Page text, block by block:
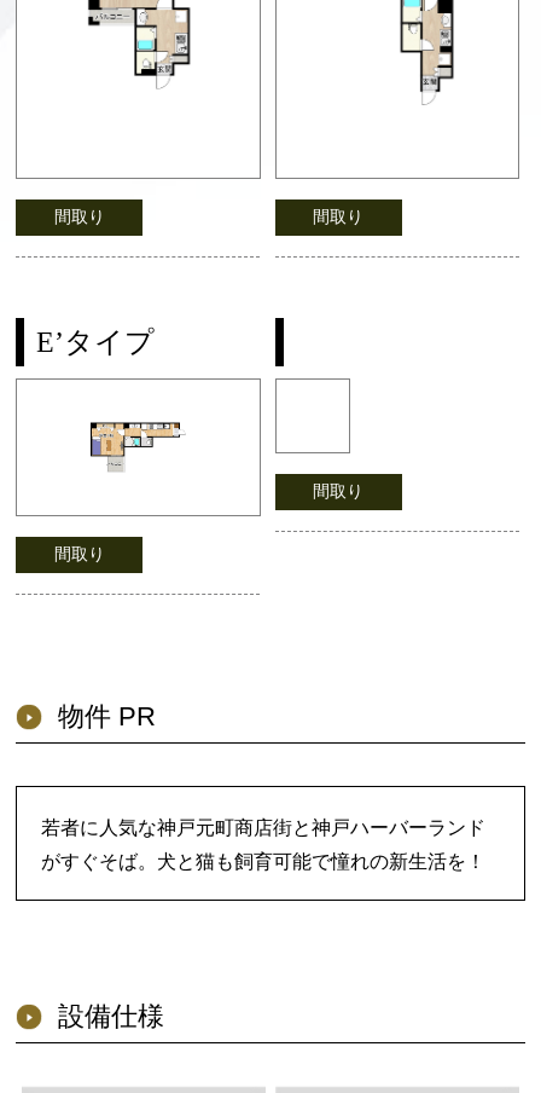
間取り 間取り
E’タイプ
間取り
間取り
物件 PR
若者に人気な神戸元町商店街と神戸ハーバーランド
がすぐそば。犬と猫も飼育可能で憧れの新生活を！
設備仕様